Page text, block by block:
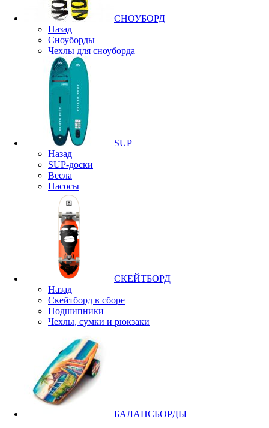
СНОУБОРД
Назад
Сноуборды
Чехлы для сноуборда
SUP
Назад
SUP-доски
Весла
Насосы
СКЕЙТБОРД
Назад
Скейтборд в сборе
Подшипники
Чехлы, сумки и рюкзаки
БАЛАНСБОРДЫ